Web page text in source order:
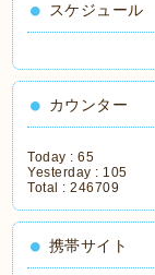
スケジュール
カウンター
Today :65
Yesterday : 105
Total :246709
携帯サイト